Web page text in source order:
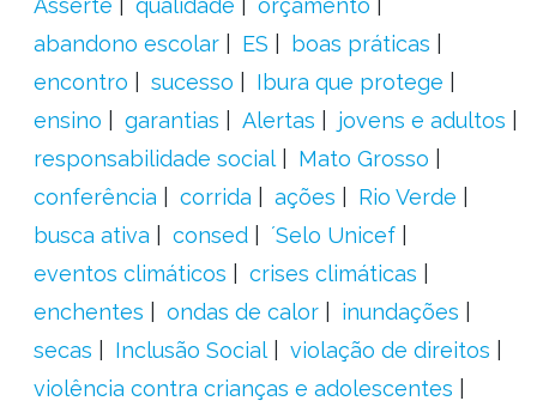
Asserte
qualidade
orçamento
abandono escolar
ES
boas práticas
encontro
sucesso
Ibura que protege
ensino
garantias Alertas
jovens e adultos
responsabilidade social
Mato Grosso
conferência
corrida ações
Rio Verde
busca ativa
consed
´Selo Unicef
eventos climáticos
crises climáticas
enchentes
ondas de calor
inundações
secas
Inclusão Social
violação de direitos
violência contra crianças e adolescentes